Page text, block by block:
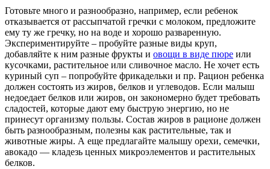
Готовьте много и разнообразно, например, если ребенок
отказывается от рассыпчатой гречки с молоком, предложите
ему ту же гречку, но на воде и хорошо разваренную.
Экспериментируйте – пробуйте разные виды круп,
добавляйте к ним разные фрукты и овощи в виде пюре или
кусочками, растительное или сливочное масло. Не хочет есть
куриный суп – попробуйте фрикадельки и пр. Рацион ребенка
должен состоять из жиров, белков и углеводов. Если малыш
недоедает белков или жиров, он закономерно будет требовать
сладостей, которые дают ему быструю энергию, но не
принесут организму пользы. Состав жиров в рационе должен
быть разнообразным, полезны как растительные, так и
животные жиры. А еще предлагайте малышу орехи, семечки,
авокадо — кладезь ценных микроэлементов и растительных
белков.